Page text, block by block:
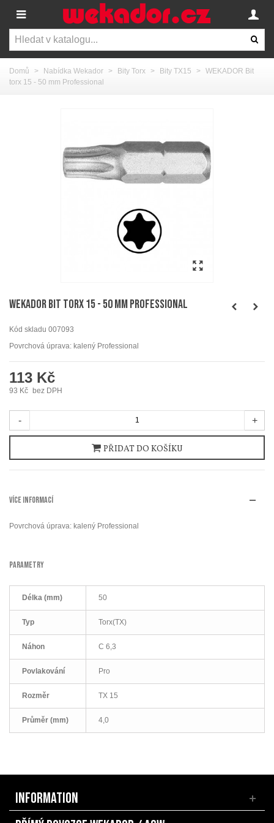
Domů > Nabídka Wekador > Bity Torx > Bity TX15 > WEKADOR Bit
torx 15 - 50 mm Professional
WEKADOR Bit torx 15 - 50 mm Professional
Kód skladu 007093
Povrchová úprava: kalený Professional
113 Kč
93 Kč bez DPH
- +
PŘIDAT DO KOŠÍKU
VÍCE INFORMACÍ
Povrchová úprava: kalený Professional
PARAMETRY
Délka (mm) 50
Typ Torx(TX)
Náhon C 6,3
Povlakování Pro
Rozměr TX 15
Průměr (mm) 4,0
INFORMATION